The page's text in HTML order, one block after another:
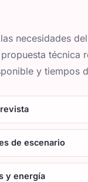
necesidades
técnica
y tiempos
de escenario
y energía